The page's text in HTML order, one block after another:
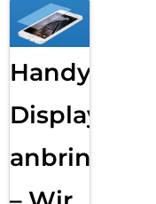
Handy
Displayfolie
anbringen